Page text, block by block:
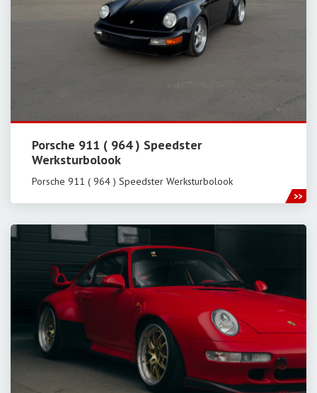
Porsche 911 ( 964 ) Speedster
Werksturbolook
Porsche 911 ( 964 ) Speedster Werksturbolook